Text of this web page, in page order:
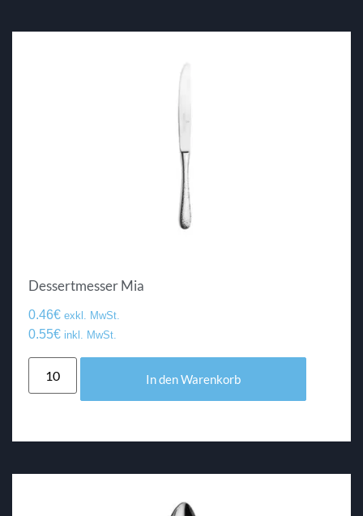
Dessertmesser Mia
0.46€ exkl. MwSt.
0.55€ inkl. MwSt.
In den Warenkorb